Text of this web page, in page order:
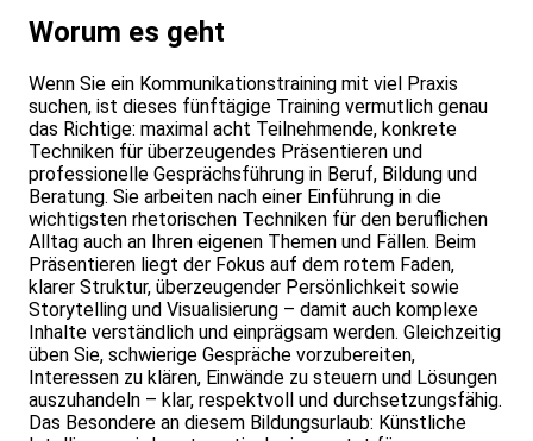
Worum es geht
Wenn Sie ein Kommunikationstraining mit viel Praxis
suchen, ist dieses fünftägige Training vermutlich genau
das Richtige: maximal acht Teilnehmende, konkrete
Techniken für überzeugendes Präsentieren und
professionelle Gesprächsführung in Beruf, Bildung und
Beratung. Sie arbeiten nach einer Einführung in die
wichtigsten rhetorischen Techniken für den beruflichen
Alltag auch an Ihren eigenen Themen und Fällen. Beim
Präsentieren liegt der Fokus auf dem rotem Faden,
klarer Struktur, überzeugender Persönlichkeit sowie
Storytelling und Visualisierung – damit auch komplexe
Inhalte verständlich und einprägsam werden. Gleichzeitig
üben Sie, schwierige Gespräche vorzubereiten,
Interessen zu klären, Einwände zu steuern und Lösungen
auszuhandeln – klar, respektvoll und durchsetzungsfähig.
Das Besondere an diesem Bildungsurlaub: Künstliche